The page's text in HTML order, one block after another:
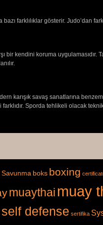
farklılıklar gösterir. Judo’dan
bir kendini koruma
karışık savaş sanatlarına
Sporda tehlikeli olacak
Savunma boks boxing
muaythai muay
self defense sertifika